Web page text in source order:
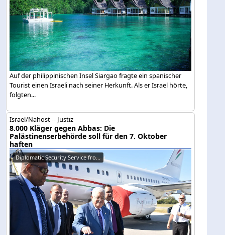
Auf der philippinischen Insel Siargao fragte ein spanischer
Tourist einen Israeli nach seiner Herkunft. Als er Israel hörte,
folgten...
Israel/Nahost -- Justiz
8.000 Kläger gegen Abbas: Die
Palästinenserbehörde soll für den 7. Oktober
haften
Diplomatic Security Service fro...